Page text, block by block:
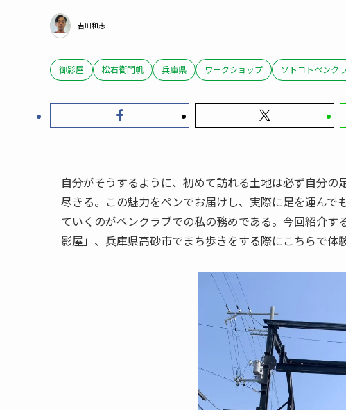
吉川和志
御影屋 松右衛門帆 兵庫県 ワークショップ ソトコトペンク
自分がそうするように、初めて訪れる土地は必ず自分
尽きる。この魅力をペンでお届けし、実際に足を運ん
ていくのがペンクラブでの私の務めである。今回紹介
影屋」、兵庫県高砂市でまち歩きをする際にこちらで体